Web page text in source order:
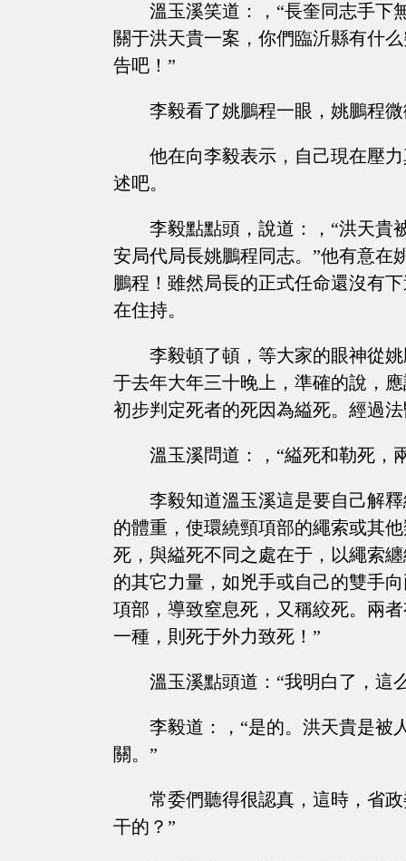
溫玉溪笑道：，“長奎同志手下
關于洪天貴一案，你們臨沂縣有什
告吧！”
李毅看了姚鵬程一眼，姚鵬程
他在向李毅表示，自己現在壓
述吧。
李毅點點頭，說道：，“洪天貴
安局代局長姚鵬程同志。”他有意在
鵬程！雖然局長的正式任命還沒有
在住持。
李毅頓了頓，等大家的眼神從
于去年大年三十晚上，準確的說，
初步判定死者的死因為縊死。經過
溫玉溪問道：，“縊死和勒死，
李毅知道溫玉溪這是要自己解
的體重，使環繞頸項部的繩索或其
死，與縊死不同之處在于，以繩索
的其它力量，如兇手或自己的雙手
項部，導致窒息死，又稱絞死。兩
一種，則死于外力致死！”
溫玉溪點頭道：“我明白了，這
李毅道：，“是的。洪天貴是被
關。”
常委們聽得很認真，這時，省
干的？”